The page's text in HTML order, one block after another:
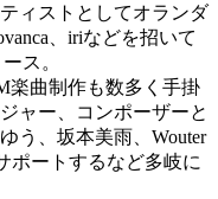
ィストとしてオランダ
、iriなどを招いて
ス。
楽曲制作も数多く手掛
ャー、コンポーザーと
う、坂本美雨、Wouter
ポートするなど多岐に